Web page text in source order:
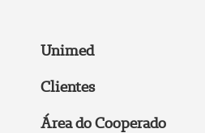
Unimed
Clientes
Área do Cooperado